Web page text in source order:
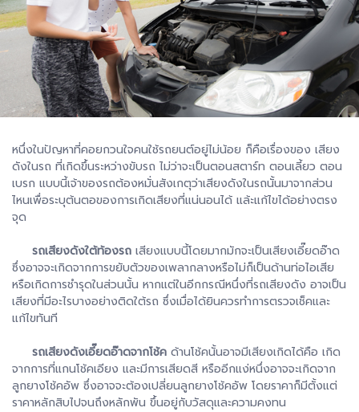
หนึ่งในปัญหาที่คอยกวนใจคนใช้รถยนต์อยู่ไม่น้อย ก็คือเรื่องของ เสียง
ดังในรถ ที่เกิดขึ้นระหว่างขับรถ ไม่ว่าจะเป็นตอนสตาร์ท ตอนเลี้ยว ตอน
เบรก แบบนี้เจ้าของรถต้องหมั่นสังเกตุว่าเสียงดังในรถนั้นมาจากส่วน
ไหนเพื่อระบุต้นตอของการเกิดเสียงที่แน่นอนได้ แล้ะแก้ไขได้อย่างตรง
จุด
รถเสียงดังใต้ท้องรถ เสียงแบบนี้โดยมากมักจะเป็นเสียงเอี๊ยดอ๊าด
ซึ่งอาจจะเกิดจากการขยับตัวของเพลากลางหรือไม่ก็เป็นด้านท่อไอเสีย
หรือเกิดการชำรุดในส่วนนั้น หากแต่ในอีกกรณีหนึ่งที่รถเสียงดัง อาจเป็น
เสียงที่มีอะไรบางอย่างติดใต้รถ ซึ่งเมื่อได้ยินควรทำการตรวจเช็คและ
แก้ไขทันที
รถเสียงดังเอี๊ยดอ๊าดจากโช้ค ด้านโช้คนั้นอาจมีเสียงเกิดได้คือ เกิด
จากการที่แกนโช้คเอียง และมีการเสียดสี หรืออีกแง่หนึ่งอาจจะเกิดจาก
ลูกยางโช้คอัพ ซึ่งอาจจะต้องเปลี่ยนลูกยางโช้คอัพ โดยราคาก็มีตั้งแต่
ราคาหลักสิบไปจนถึงหลักพัน ขึ้นอยู่กับวัสดุและความคงทน